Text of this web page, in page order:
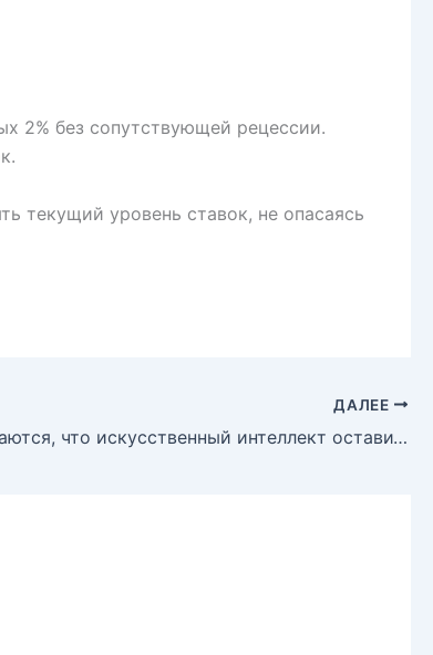
2% без сопутствующей рецессии.
текущий уровень ставок, не опасаясь
ДАЛЕЕ
Инвесторы опасаются, что искусственный интеллект оставит «белых воротничков» без работы